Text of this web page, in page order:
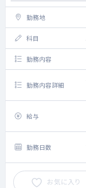
勤務地
科目
勤務内容
勤務内容詳細
給与
勤務日数
お気に入り